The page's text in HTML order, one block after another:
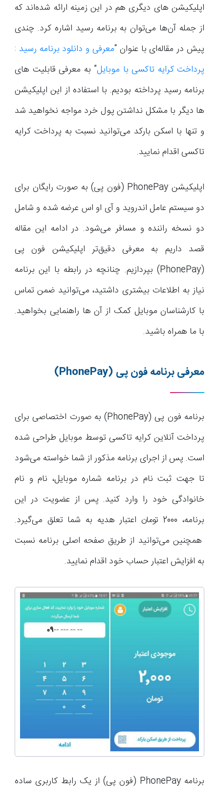
اپلیکیشن های دیگری هم در این زمینه ارائه شده‌اند که
از جمله آن‌ها می‌توان به برنامه رسید اشاره کرد. چندی
پیش در مقاله‌ای با عنوان “معرفی و دانلود برنامه رسید :
پرداخت کرایه تاکسی با موبایل” به معرفی قابلیت های
برنامه رسید پرداخته بودیم. با استفاده از این اپلیکیشن
ها دیگر با مشکل نداشتن پول خرد مواجه نخواهید شد
و تنها با اسکن بارکد می‌توانید نسبت به پرداخت کرایه
تاکسی اقدام نمایید.
اپلیکیشن PhonePay (فون پی) به صورت رایگان برای
دو سیستم عامل اندروید و آی او اس عرضه شده و شامل
دو نسخه راننده و مسافر می‌شود. در ادامه این مقاله
قصد داریم به معرفی دقیق‌تر اپلیکیشن فون پی
(PhonePay) بپردازیم. چنانچه در رابطه با این برنامه
نیاز به اطلاعات بیشتری داشتید، می‌توانید ضمن تماس
با کارشناسان موبایل کمک از آن ها راهنمایی بخواهید.
با ما همراه باشید.
معرفی برنامه فون پی (PhonePay)
برنامه فون پی (PhonePay) به صورت اختصاصی برای
پرداخت آنلاین کرایه تاکسی توسط موبایل طراحی شده
است. پس از اجرای برنامه مذکور از شما خواسته می‌شود
تا جهت ثبت نام در برنامه شماره موبایل، نام و نام
خانوادگی خود را وارد کنید. پس از عضویت در این
برنامه، 2000 تومان اعتبار هدیه به شما تعلق می‌گیرد.
همچنین می‌توانید از طریق صفحه اصلی برنامه نسبت
به افزایش اعتبار حساب خود اقدام نمایید.
برنامه PhonePay (فون پی) از یک رابط کاربری ساده